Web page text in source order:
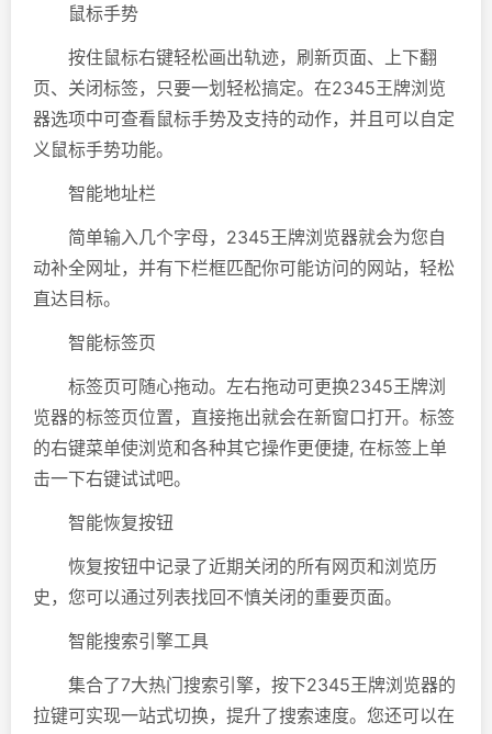
鼠标手势
按住鼠标右键轻松画出轨迹，刷新页面、上下翻
页、关闭标签，只要一划轻松搞定。在2345王牌浏览
器选项中可查看鼠标手势及支持的动作，并且可以自定
义鼠标手势功能。
智能地址栏
简单输入几个字母，2345王牌浏览器就会为您自
动补全网址，并有下栏框匹配你可能访问的网站，轻松
直达目标。
智能标签页
标签页可随心拖动。左右拖动可更换2345王牌浏
览器的标签页位置，直接拖出就会在新窗口打开。标签
的右键菜单使浏览和各种其它操作更便捷, 在标签上单
击一下右键试试吧。
智能恢复按钮
恢复按钮中记录了近期关闭的所有网页和浏览历
史，您可以通过列表找回不慎关闭的重要页面。
智能搜索引擎工具
集合了7大热门搜索引擎，按下2345王牌浏览器的
拉键可实现一站式切换，提升了搜索速度。您还可以在